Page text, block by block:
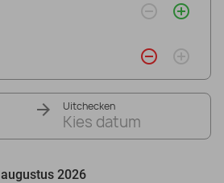
remove_circle_outline add_circle_outline
remove_circle_outline add_circle_outline
Uitchecken
Kies datum
augustus 2026